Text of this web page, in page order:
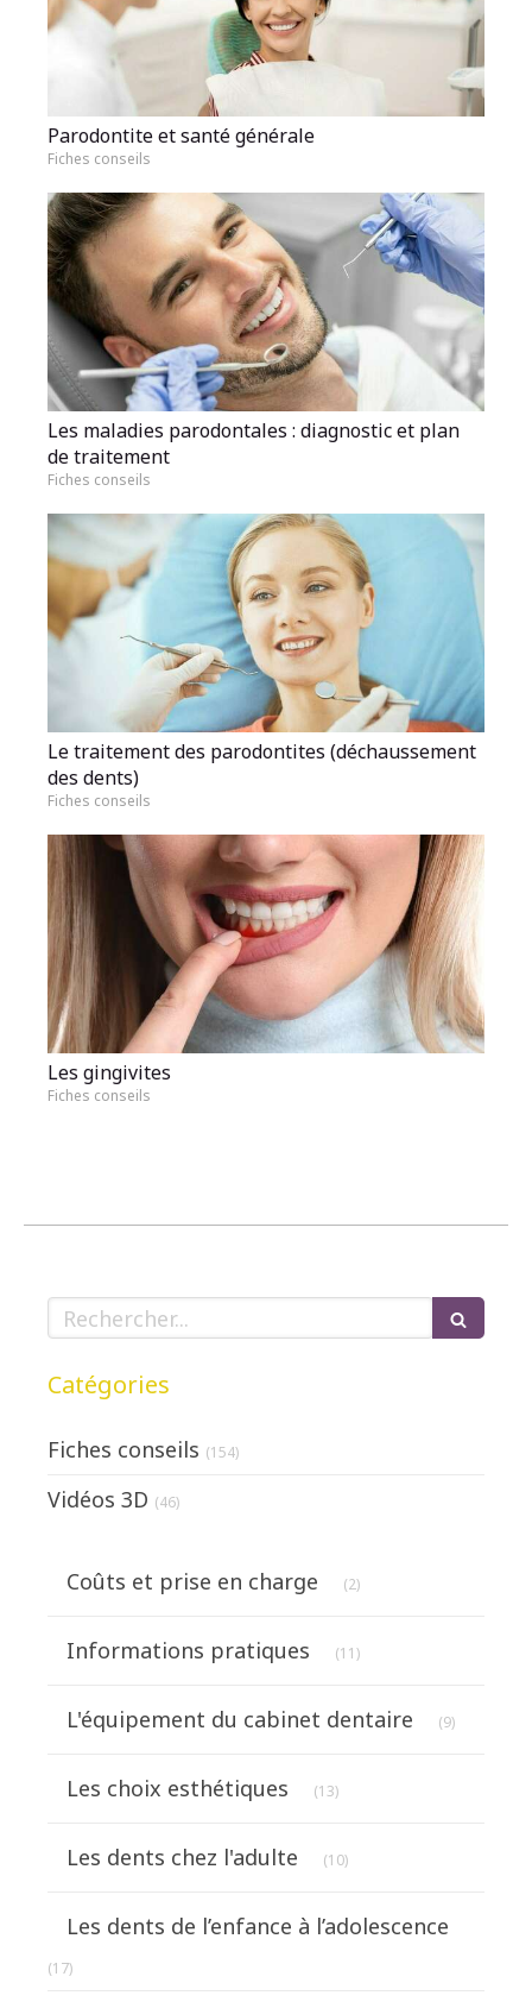
Parodontite et santé générale
Fiches conseils
Les maladies parodontales : diagnostic et plan
de traitement
Fiches conseils
Le traitement des parodontites (déchaussement
des dents)
Fiches conseils
Les gingivites
Fiches conseils
Rechercher
Catégories
Fiches conseils (154)
Vidéos 3D (46)
Coûts et prise en charge (2)
Informations pratiques (11)
L'équipement du cabinet dentaire (9)
Les choix esthétiques (13)
Les dents chez l'adulte (10)
Les dents de l’enfance à l’adolescence
(17)